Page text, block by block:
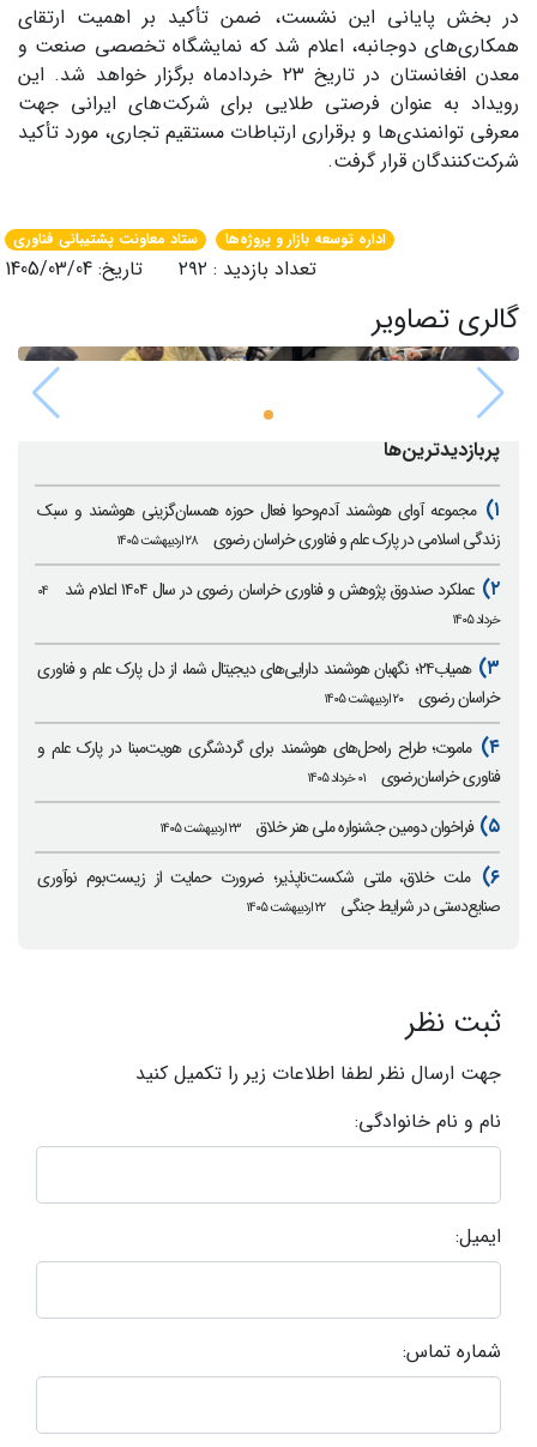
در بخش پایانی این نشست، ضمن تأکید بر اهمیت ارتقای
همکاری‌های دوجانبه، اعلام شد که نمایشگاه تخصصی صنعت و
معدن افغانستان در تاریخ ۲۳ خردادماه برگزار خواهد شد. این
رویداد به عنوان فرصتی طلایی برای شرکت‌های ایرانی جهت
معرفی توانمندی‌ها و برقراری ارتباطات مستقیم تجاری، مورد تأکید
شرکت‌کنندگان قرار گرفت.
اداره توسعه بازار و پروژه‌ها ستاد معاونت پشتیبانی فناوری
تعداد بازدید : ۲۹۲ تاریخ: 1405/03/04
گالری تصاویر
پربازدیدترین‌ها
مجموعه آوای هوشمند آدم‌وحوا فعال حوزه همسان‌گزینی هوشمند و سبک
زندگی اسلامی در پارک علم و فناوری خراسان رضوی ۲۸ اردیبهشت ۱۴۰۵
عملکرد صندوق پژوهش و فناوری خراسان رضوی در سال ۱۴۰۴ اعلام شد
خرداد ۱۴۰۵
همیاب۲۴؛ نگهبان هوشمند دارایی‌های دیجیتال شما، از دل پارک علم و فناوری
خراسان رضوی ۲۰ اردیبهشت ۱۴۰۵
ماموت؛ طراح راه‌حل‌های هوشمند برای گردشگری هویت‌مبنا در پارک علم و
فناوری خراسان‌رضوی ۰۱ خرداد ۱۴۰۵
فراخوان دومین جشنواره ملی هنر خلاق ۲۳ اردیبهشت ۱۴۰۵
ملت خلاق، ملتی شکست‌ناپذیر؛ ضرورت حمایت از زیست‌بوم نوآوری
صنایع‌دستی در شرایط جنگی ۲۲ اردیبهشت ۱۴۰۵
ثبت نظر
جهت ارسال نظر لطفا اطلاعات زیر را تکمیل کنید
نام و نام خانوادگی:
ایمیل:
شماره تماس: